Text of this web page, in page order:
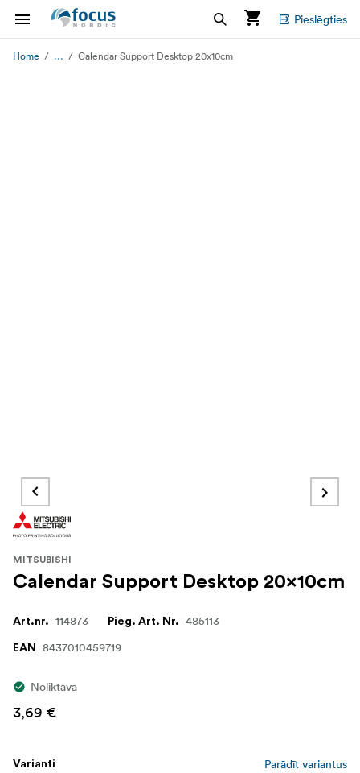
Pieslēgties
Home ... Calendar Support Desktop 20x10cm
MITSUBISHI
Calendar Support Desktop 20x10cm
Art.nr. 114873 Pieg. Art. Nr. 485113
EAN 8437010459719
Noliktavā
3,69 €
Varianti Parādīt variantus